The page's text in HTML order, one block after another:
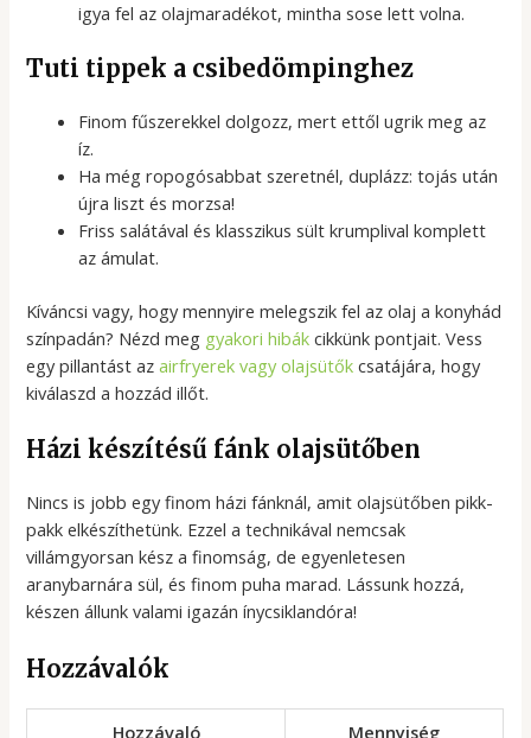
igya fel az olajmaradékot, mintha sose lett volna.
Tuti tippek a csibedömpinghez
Finom fűszerekkel dolgozz, mert ettől ugrik meg az
íz.
Ha még ropogósabbat szeretnél, duplázz: tojás után
újra liszt és morzsa!
Friss salátával és klasszikus sült krumplival komplett
az ámulat.
Kíváncsi vagy, hogy mennyire melegszik fel az olaj a konyhád
színpadán? Nézd meg gyakori hibák cikkünk pontjait. Vess
egy pillantást azairfryerek vagy olajsütők csatájára, hogy
kiválaszd a hozzád illőt.
Házi készítésű fánk olajsütőben
Nincs is jobb egy finom házi fánknál, amit olajsütőben pikk-
pakk elkészíthetünk. Ezzel a technikával nemcsak
villámgyorsan kész a finomság, de egyenletesen
aranybarnára sül, és finom puha marad. Lássunk hozzá,
készen állunk valami igazán ínycsiklandóra!
Hozzávalók
Hozzávaló Mennyiség